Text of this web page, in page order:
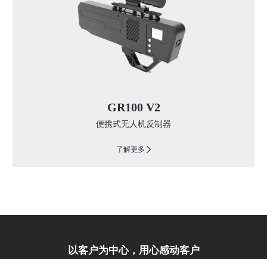
GR100 V2
便携式无人机反制器
了解更多
以客户为中心，用心感动客户